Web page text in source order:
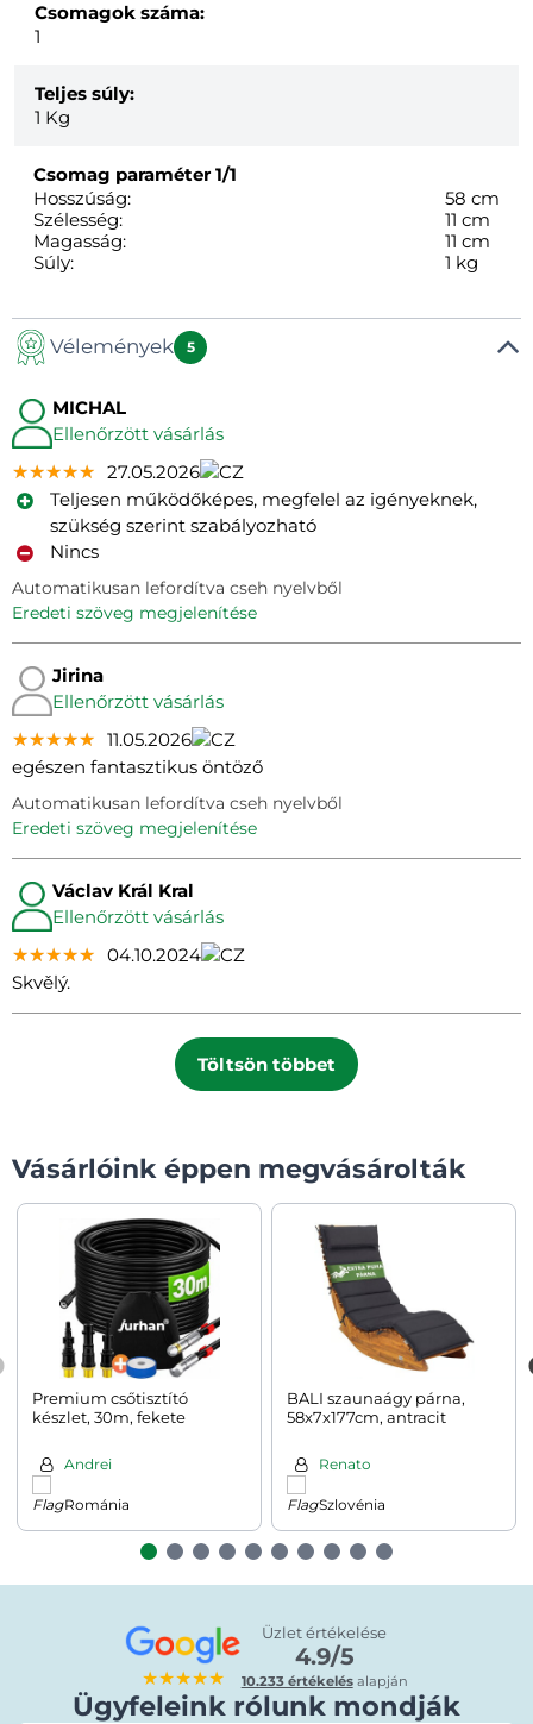
Csomagok száma:
1
Teljes súly:
1 Kg
Csomag paraméter1/1
Hosszúság:
58 cm
Szélesség:
11 cm
Magasság:
11 cm
Súly:
1 kg
Vélemények 5
MICHAL
Ellenőrzött vásárlás
★★★★★
★★★★★
★★★★★ 27.05.2026
Teljesen működőképes, megfelel az igényeknek,
szükség szerint szabályozható
Nincs
Automatikusan lefordítva cseh nyelvből
eredeti szöveg megjelenítése
Jirina
Ellenőrzött vásárlás
★★★★★
★★★★★
★★★★★ 11.05.2026
egészen fantasztikus öntöző
Automatikusan lefordítva cseh nyelvből
eredeti szöveg megjelenítése
Václav Král Kral
Ellenőrzött vásárlás
★★★★★
★★★★★
★★★★★ 04.10.2024
Skvělý.
Töltsön többet
Vásárlóink éppen megvásárolták
Premium csőtisztító
készlet, 30m, fekete
Andrei
Románia
BALI szaunaágy párna,
58x7x177cm, antracit
Renato
Szlovénia
★★★★★
Üzlet értékelése
4.9/5
10.233 értékelésalapján
Ügyfeleink rólunk mondják